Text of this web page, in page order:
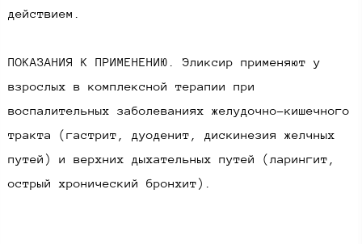
действием.​
ПОКАЗАНИЯ К ПРИМЕНЕНИЮ. Эликсир применяют у
взрослых в комплексной терапии при
воспалительных заболеваниях желудочно-кишечного
тракта (гастрит, дуоденит, дискинезия желчных
путей) и верхних дыхательных путей (ларингит,
острый хронический бронхит).